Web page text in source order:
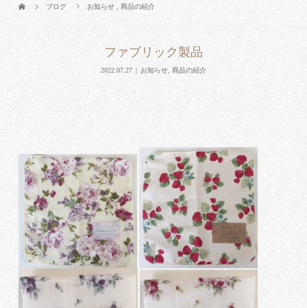
ブログ お知らせ ,商品の紹介
ファブリック製品
2022.07.27 お知らせ, 商品の紹介